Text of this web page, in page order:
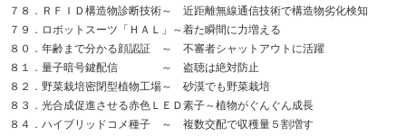
７８．ＲＦＩＤ構造物診断技術～ 近距離無線通信技術で構造物劣化検知
７９．ロボットスーツ「ＨＡＬ」～着た瞬間に力増える
８０．年齢まで分かる顔認証 ～ 不審者シャットアウトに活躍
８１．量子暗号鍵配信 ～ 盗聴は絶対防止
８２．野菜栽培密閉型植物工場～ 砂漠でも野菜栽培
８３．光合成促進させる赤色ＬＥＤ素子～植物がぐんぐん成長
８４．ハイブリッドコメ種子 ～ 複数交配で収穫量５割増す